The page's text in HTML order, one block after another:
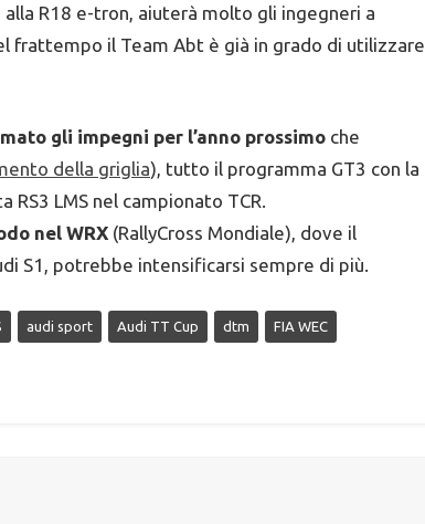
R18 e-tron, aiuterà molto gli ingegneri a
frattempo il Team Abt è già in grado di utilizzare
gli impegni per l’anno prossimo che
della griglia), tutto il programma GT3 con la
RS3 LMS nel campionato TCR.
nel WRX (RallyCross Mondiale), dove il
S1, potrebbe intensificarsi sempre di più.
audi sport Audi TT Cup dtm FIA WEC